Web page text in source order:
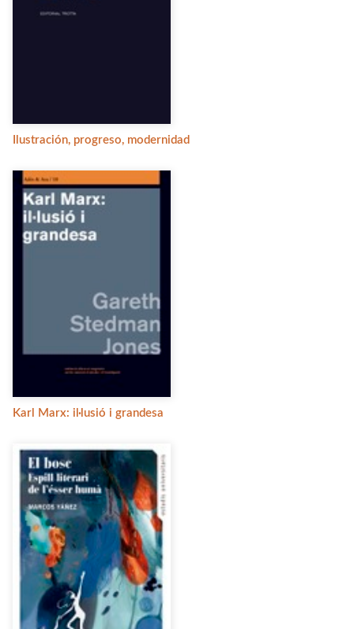
Ilustración, progreso, modernidad
Karl Marx: il·lusió i grandesa